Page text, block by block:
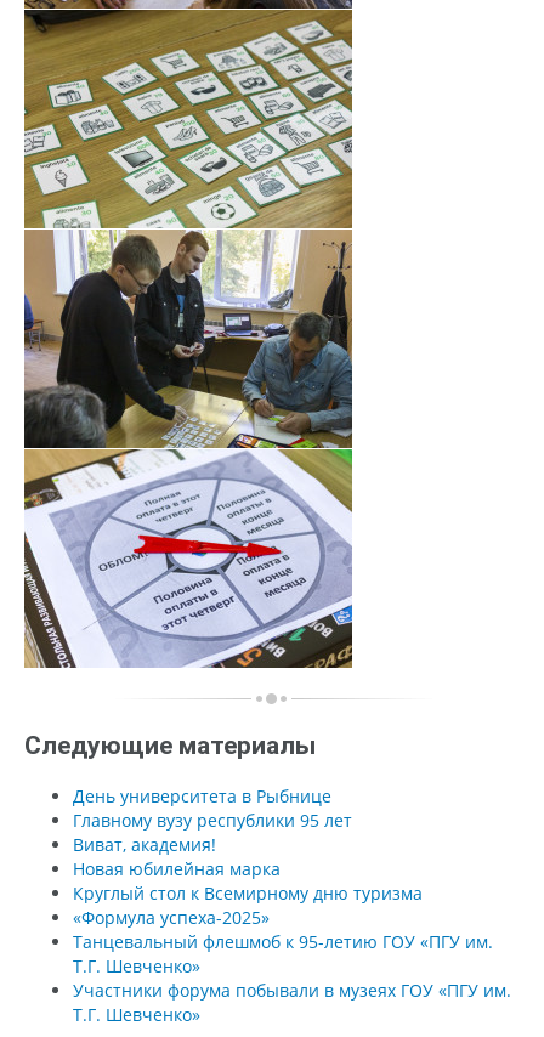
Следующие материалы
День университета в Рыбнице
Главному вузу республики 95 лет
Виват, академия!
Новая юбилейная марка
Круглый стол к Всемирному дню туризма
«Формула успеха-2025»
Танцевальный флешмоб к 95-летию ГОУ «ПГУ им.
Т.Г. Шевченко»
Участники форума побывали в музеях ГОУ «ПГУ им.
Т.Г. Шевченко»